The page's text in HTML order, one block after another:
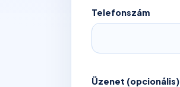
Telefonszám
Üzenet (opcionális)